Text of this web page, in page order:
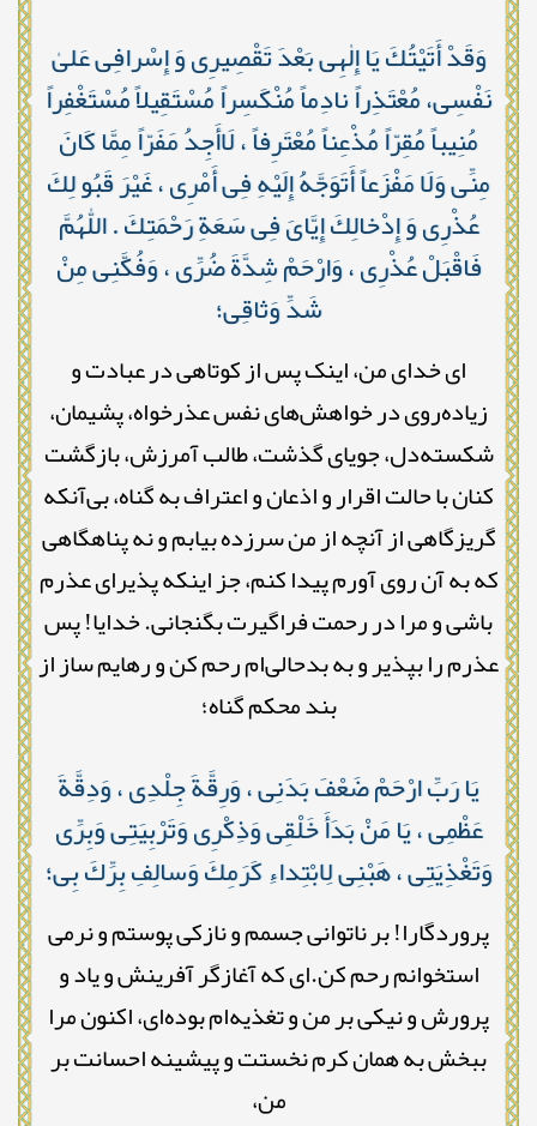
وَقَدْ أَتَيْتُكَ يَا إِلٰهِى بَعْدَ تَقْصِيرِى وَ إِسْرافِى عَلىٰ
نَفْسِى، مُعْتَذِراً نادِماً مُنْكَسِراً مُسْتَقِيلاً مُسْتَغْفِراً
مُنِيباً مُقِرّاً مُذْعِناً مُعْتَرِفاً ، لَاأَجِدُ مَفَرّاً مِمَّا كَانَ
مِنِّى وَلَا مَفْزَعاً أَتَوَجَّهُ إِلَيْهِ فِى أَمْرِى ، غَيْرَ قَبُو لِكَ
عُذْرِى وَ إِدْخالِكَ إِيَّاىَ فِى سَعَةِ رَحْمَتِكَ . اللّٰهُمَّ
فَاقْبَلْ عُذْرِى ، وَارْحَمْ شِدَّةَ ضُرِّى ، وَفُكَّنِى مِنْ
شَدِّ وَثاقِى؛
ای خدای من، اینک پس از کوتاهی در عبادت و
زیاده‌روی در خواهش‌های نفس عذرخواه، پشیمان،
شکسته‌دل، جویای گذشت، طالب آمرزش، بازگشت
کنان با حالت اقرار و اذعان و اعتراف به گناه، بی‌آنکه
گریزگاهی از آنچه از من سرزده بیابم و نه پناهگاهی
که به آن روی آورم پیدا کنم، جز اینکه پذیرای عذرم
باشی و مرا در رحمت فراگیرت بگنجانی. خدایا! پس
عذرم را بپذیر و به بدحالی‌ام رحم کن و رهایم ساز از
بند محکم گناه؛
يَا رَبِّ ارْحَمْ ضَعْفَ بَدَنِى ، وَرِقَّةَ جِلْدِى ، وَدِقَّةَ
عَظْمِى ، يَا مَنْ بَدَأَ خَلْقِى وَذِكْرِى وَتَرْبِيَتِى وَبِرِّى
وَتَغْذِيَتِى ، هَبْنِى لِابْتِداءِ كَرَمِكَ وَسالِفِ بِرِّكَ بِی؛
پروردگارا! بر ناتوانی جسمم و نازکی پوستم و نرمی
استخوانم رحم کن.ای که آغازگر آفرینش و یاد و
پرورش و نیکی بر من و تغذیه‌ام بوده‌ای، اکنون مرا
ببخش به همان کرم نخستت و پیشینه احسانت بر
من،